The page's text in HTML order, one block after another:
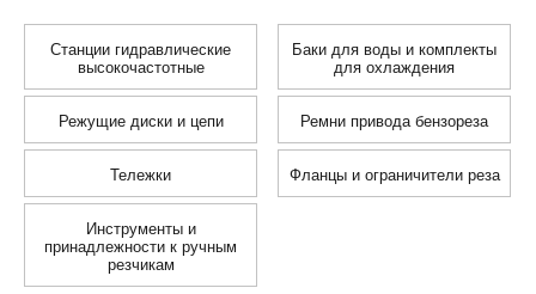
Станции гидравлические
высокочастотные
Баки для воды и комплекты
для охлаждения
Режущие диски и цепи Ремни привода бензореза
Тележки Фланцы и ограничители реза
Инструменты и
принадлежности к ручным
резчикам